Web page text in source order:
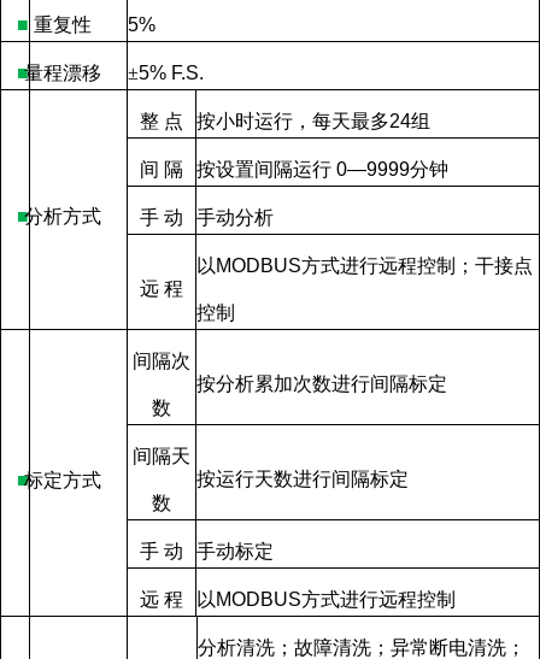
■ 重复性 5%
■量程漂移 ±5% F.S.
■分析方式
整 点 按小时运行，每天最多24组
间 隔 按设置间隔运行 0—9999分钟
手 动 手动分析
远 程
以 MODBUS方式进行远程控制；干接点
控制
■标定方式
间隔次
数
按分析累加次数进行间隔标定
间隔天
数
按运行天数进行间隔标定
手 动 手动标定
远 程 以 MODBUS方式进行远程控制
分析清洗；故障清洗；异常断电清洗；